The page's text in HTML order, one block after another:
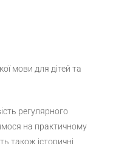
мови для дітей та
регулярного
на практичному
також історичні